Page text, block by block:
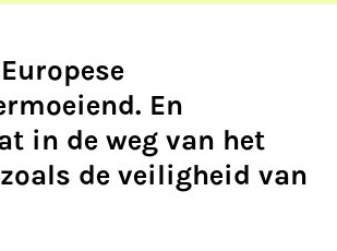
En
in de weg van het
de veiligheid van